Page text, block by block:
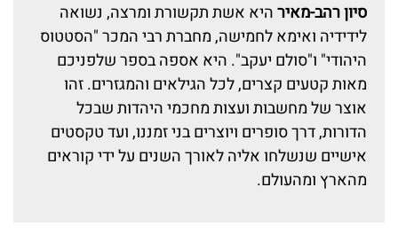
סיון רהב-מאירהיא אשת תקשורת ומרצה, נשואה
לידידיה ואימא לחמישה, מחברת רבי המכר "הסטטוס
היהודי" ו"סולם יעקב". היא אספה בספר שלפניכם
מאות קטעים קצרים, לכל הגילאים והמגזרים. זהו
אוצר של מחשבות ועצות מחכמי היהדות שבכל
הדורות, דרך סופרים ויוצרים בני זמננו, ועד טקסטים
אישיים שנשלחו אליה לאורך השנים על ידי קוראים
מהארץ ומהעולם.